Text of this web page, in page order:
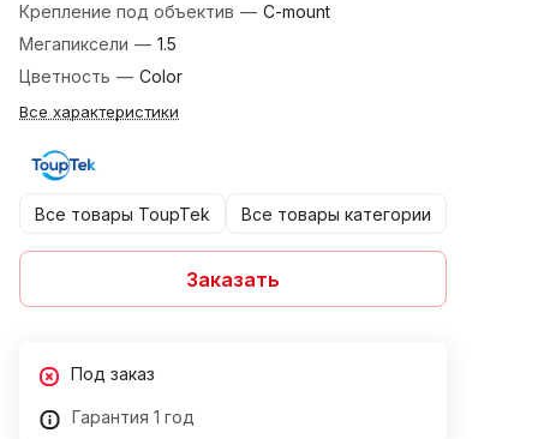
Крепление под объектив — C-mount
Мегапиксели — 1.5
Цветность — Color
Все характеристики
Все товары ToupTek Все товары категории
Заказать
Под заказ
Гарантия 1 год